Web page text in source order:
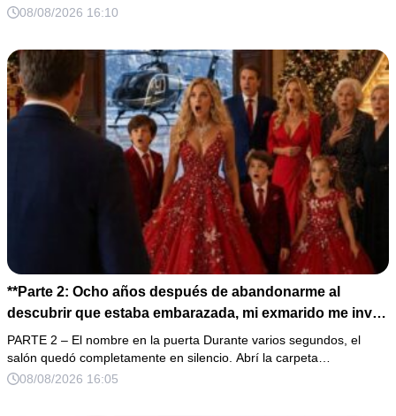
había conservado durante años y me dijo: «Ella te eligió
08/08/2026 16:10
**Parte 2: Ocho años después de abandonarme al
descubrir que estaba embarazada, mi exmarido me invitó
a la cena de Navidad convencido de que podría burlarse
de la mujer a la que creía una fracasada y sin hijos. Lo
que jamás imaginó fue que esa noche sería él quien
PARTE 2 – El nombre en la puerta Durante varios segundos, el
salón quedó completamente en silencio. Abrí la carpeta…
08/08/2026 16:05